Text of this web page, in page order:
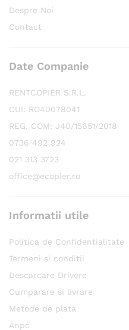
Despre Noi
Contact
Date Companie
RENTCOPIER S.R.L.
CUI: RO40078041
REG. COM: J40/15651/2018
0736 492 924
021 313 3723
office@ecopier.ro
Informatii utile
Politica de Confidentialitate
Termeni si conditii
Descarcare Drivere
Cumparare si livrare
Metode de plata
Anpc